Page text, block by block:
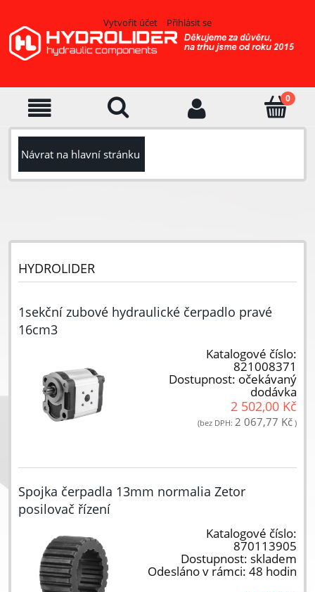
Vytvořit účet Přihlásit se
Návrat na hlavní stránku
HYDROLIDER
1sekční zubové hydraulické čerpadlo pravé
16cm3
Katalogové číslo:
821008371
Dostupnost: očekávaný
dodávka
2 502,00 Kč
(bez DPH: 2 067,77 Kč )
Spojka čerpadla 13mm normalia Zetor
posilovač řízení
Katalogové číslo:
870113905
Dostupnost: skladem
Odesláno v rámci: 48 hodin